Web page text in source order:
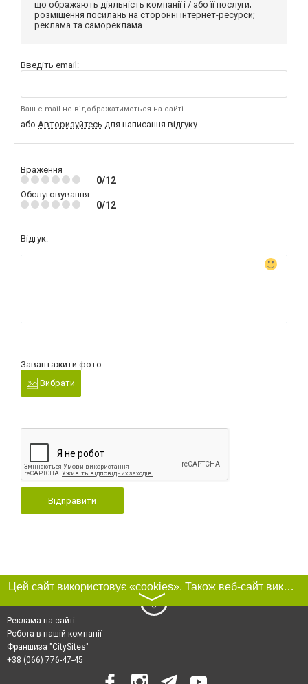
що ображають діяльність компанії і / або її послуги;
розміщення посилань на сторонні інтернет-ресурси;
реклама та самореклама.
Введіть email:
Ваш e-mail не відображатиметься на сайті
або Авторизуйтесь для написання відгуку
Враження
0/12
Обслуговування
0/12
Відгук:
Завантажити фото:
Вибрати
Відправити
Цей сайт використовує «cookies». Також веб-сайт використовує інтернет-сервіс для збору технічних даних стосовно відвідувачів з метою отримання маркетингової та статистичної інформації. Умови обробки даних відвідувачів сайту див.
〉
Реклама на сайті
Робота в нашій компанії
Франшиза "CitySites"
+38 (066) 776-47-45